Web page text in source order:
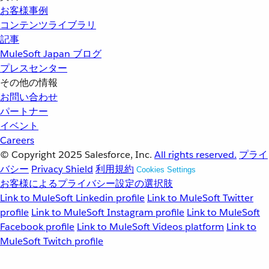
お客様事例
コンテンツライブラリ
記事
MuleSoft Japan ブログ
プレスセンター
その他の情報
お問い合わせ
パートナー
イベント
Careers
© Copyright 2025 Salesforce, Inc. All rights reserved. プライ
バシー Privacy Shield 利用規約 Cookies Settings
お客様によるプライバシー設定の選択肢
Link to MuleSoft Linkedin profile Link to MuleSoft Twitter
profile Link to MuleSoft Instagram profile Link to MuleSoft
Facebook profile Link to MuleSoft Videos platform Link to
MuleSoft Twitch profile